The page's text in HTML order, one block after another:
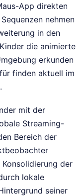
App direkten
nehmen
in den
die animierte
erkunden
finden aktuell im
mit der
Streaming-
Bereich der
der
lokale
seiner